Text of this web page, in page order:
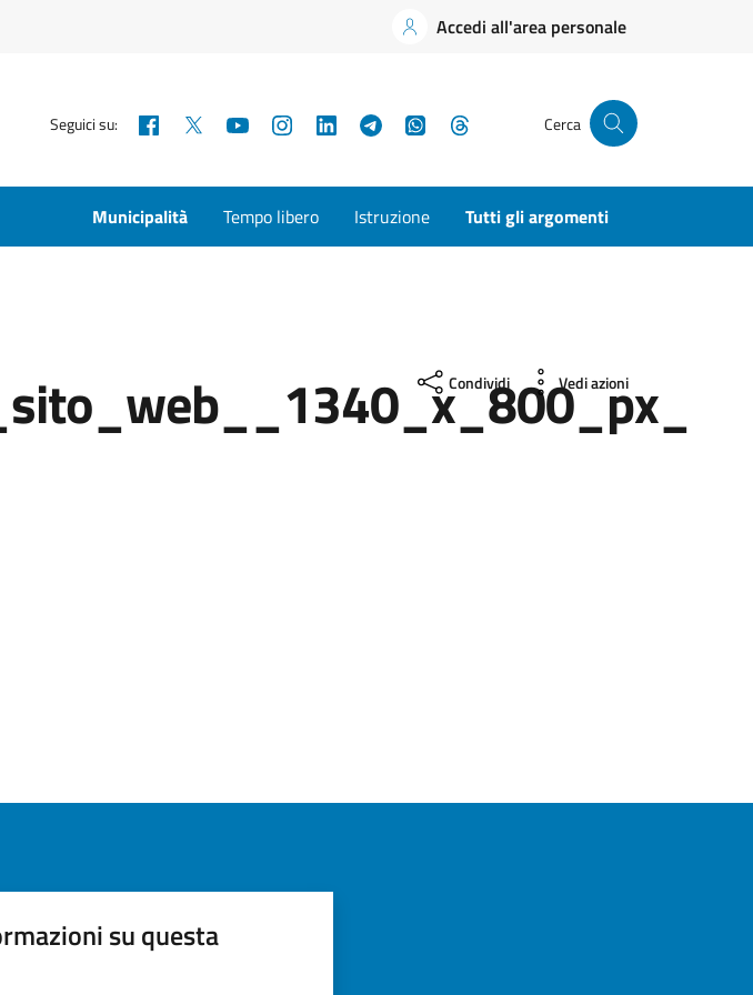
Accedi all'area personale
Seguici su: Facebook YouTubeInstagramLinkedInTelegramWhatsApp Cerca
Municipalità Tempo libero Istruzione Tutti gli argomenti
Condividi Vedi azioni
su questa